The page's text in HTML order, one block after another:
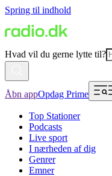
Spring til indhold
Hvad vil du gerne lytte til?
Åbn appOpdag Prime
Top Stationer
Podcasts
Live sport
I nærheden af dig
Genrer
Emner